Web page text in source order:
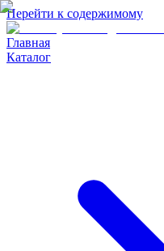
Перейти к содержимому
Главная
Каталог